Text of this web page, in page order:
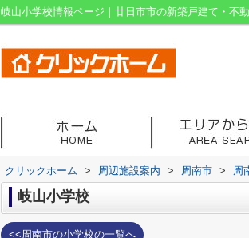
岐山小学校情報ページ｜廿日市市の新築戸建て・不
クリックホーム > 周辺施設案内 > 周南市 > 周
岐山小学校
<<周南市の小学校の一覧へ